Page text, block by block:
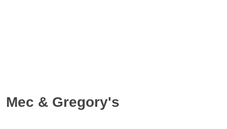
Mec & Gregory's